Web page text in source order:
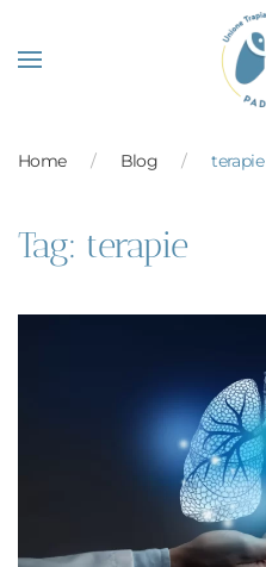
Skip to main content
Home Blog terapie
Tag: terapie